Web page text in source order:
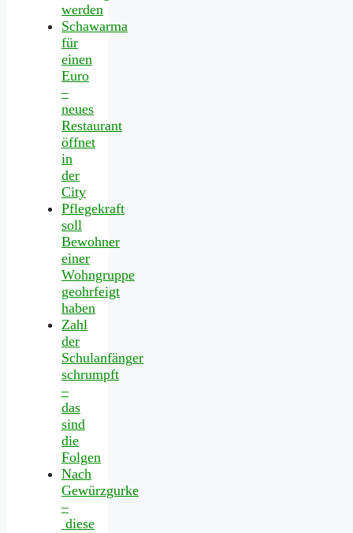
werden
Schawarma
für
einen
Euro
–
neues
Restaurant
öffnet
in
der
City
Pflegekraft
soll
Bewohner
einer
Wohngruppe
geohrfeigt
haben
Zahl
der
Schulanfänger
schrumpft
–
das
sind
die
Folgen
Nach
Gewürzgurke
–
diese